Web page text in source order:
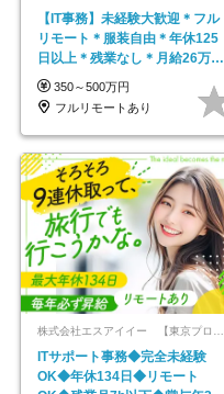
【IT事務】未経験大歓迎＊フル
リモート＊服装自由＊年休125
日以上＊残業なし＊月給26万円
以上
350～500万円
フルリモートあり
株式会社エスアイイー 【東京プロマーケット上場】
ITサポート事務◆完全未経験
OK◆年休134日◆リモート